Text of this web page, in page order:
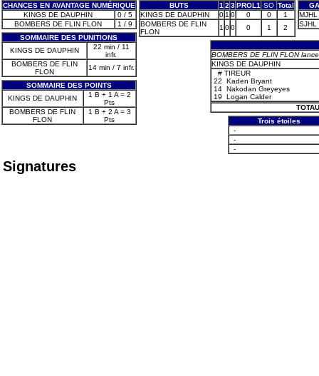
CHANCES EN AVANTAGE NUMÉRIQUE
KINGS DE DAUPHIN
0 / 5
BOMBERS DE FLIN FLON
1 / 9
SOMMAIRE DES PUNITIONS
KINGS DE DAUPHIN
22 min / 11
infr.
BOMBERS DE FLIN
FLON
14 min / 7 infr.
SOMMAIRE DES POINTS
KINGS DE DAUPHIN
1 B + 1 A = 2
Pts
BOMBERS DE FLIN
FLON
1 B + 2 A = 3
Pts
BUTS 1 2 3PROL1 SO Total
KINGS DE DAUPHIN
0 1 0 0 0
1
BOMBERS DE FLIN
FLON
1 00 0 1 2
SJHL
BOMBERS DE FLIN FLON
KINGS DE DAUPHIN
# TIREUR
22 Kaden Bryant
14 Nakodan Greyeyes
19 Logan Calder
Trois étoiles
-
-
-
Signatures